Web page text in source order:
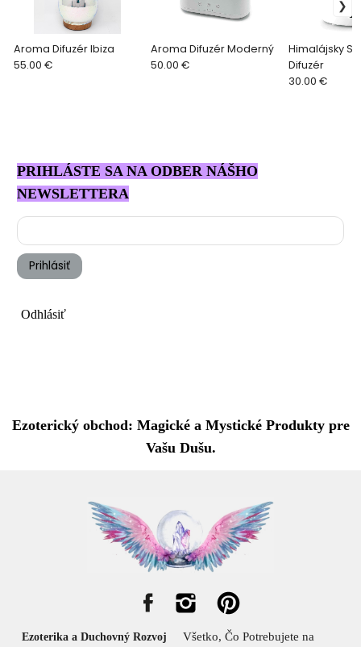
Aroma Difuzér Ibiza
55.00 €
Aroma Difuzér Moderný
50.00 €
Himalájsky
Difuzér
30.00 €
PRIHLÁSTE SA NA ODBER NÁŠHO
NEWSLETTERA
Prihlásiť
Odhlásiť
Ezoterický obchod: Magické a Mystické Produkty pre
Vašu Dušu.
Ezoterika a Duchovný Rozvoj
Všetko, Čo Potrebujete na